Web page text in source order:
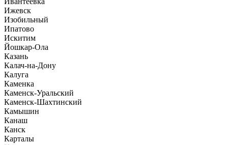
Ижевск
Изобильный
Ипатово
Искитим
Йошкар-Ола
Казань
Калач-на-Дону
Калуга
Каменка
Каменск-Уральский
Каменск-Шахтинский
Камышин
Канаш
Канск
Карталы